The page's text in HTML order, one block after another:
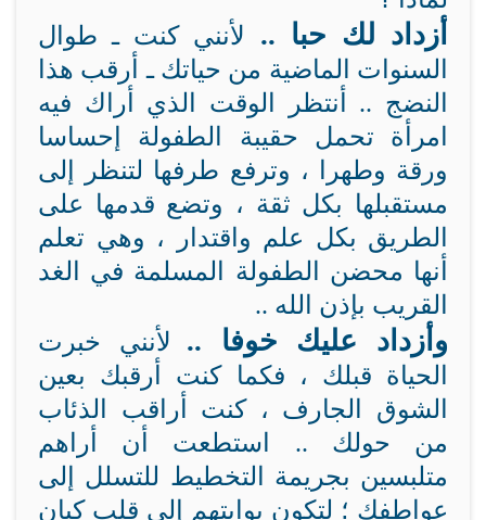
أزداد لك حبا ..
لأنني كنت ـ طوال
السنوات الماضية من حياتك ـ أرقب هذا
النضج .. أنتظر الوقت الذي أراك فيه
امرأة تحمل حقيبة الطفولة إحساسا
ورقة وطهرا ، وترفع طرفها لتنظر إلى
مستقبلها بكل ثقة ، وتضع قدمها على
الطريق بكل علم واقتدار ، وهي تعلم
أنها محضن الطفولة المسلمة في الغد
القريب بإذن الله ..
وأزداد عليك خوفا ..
لأنني خبرت
الحياة قبلك ، فكما كنت أرقبك بعين
الشوق الجارف ، كنت أراقب الذئاب
من حولك .. استطعت أن أراهم
متلبسين بجريمة التخطيط للتسلل إلى
عواطفك ؛ لتكون بوابتهم إلى قلب كيان